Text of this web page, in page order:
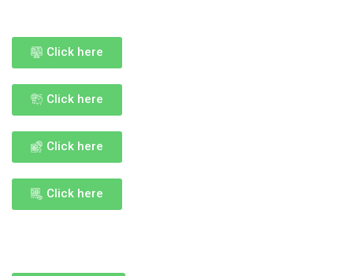
Click here
Click here
Click here
Click here